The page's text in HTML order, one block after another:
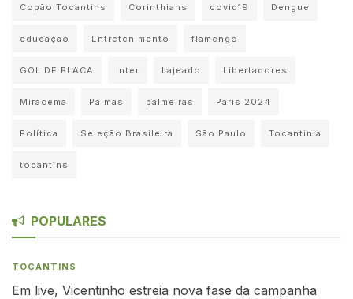
Copão Tocantins Corinthians covid19 Dengue
educação Entretenimento flamengo
GOL DE PLACA Inter Lajeado Libertadores
Miracema Palmas palmeiras Paris 2024
Política Seleção Brasileira São Paulo Tocantinia
tocantins
POPULARES
TOCANTINS
Em live, Vicentinho estreia nova fase da campanha